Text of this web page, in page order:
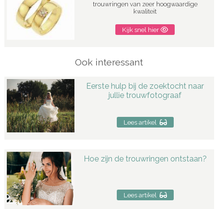
trouwringen van zeer hoogwaardige
kwaliteit
Kijk snel hier
Ook interessant
Eerste hulp bij de zoektocht naar
jullie trouwfotograaf
Lees artikel
Hoe zijn de trouwringen ontstaan?
Lees artikel